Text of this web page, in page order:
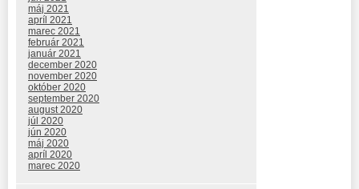
máj 2021
apríl 2021
marec 2021
február 2021
január 2021
december 2020
november 2020
október 2020
september 2020
august 2020
júl 2020
jún 2020
máj 2020
apríl 2020
marec 2020